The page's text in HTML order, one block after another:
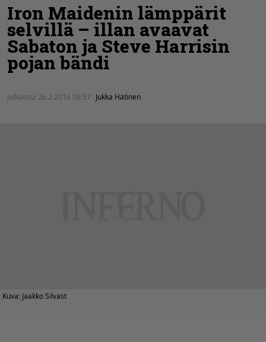
Iron Maidenin lämppärit
selvillä – illan avaavat
Sabaton ja Steve Harrisin
pojan bändi
Julkaistu: 26.2.2016 09:57 Jukka Hätinen
Kuva: Jaakko Silvast